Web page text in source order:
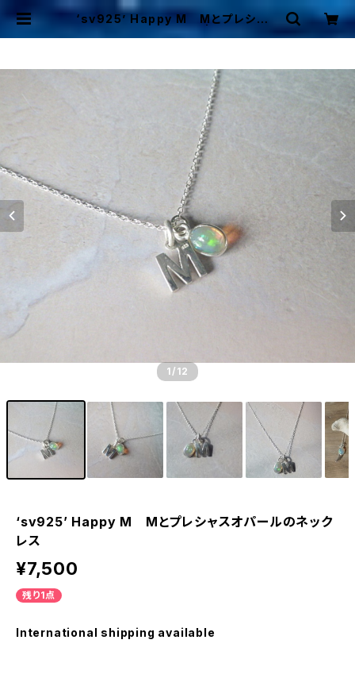
‘sv925’ Happy M Mとプレシャス
オパールのネックレス | Mermaid
1 /12
‘sv925’ Happy M Mとプレシャスオパールのネック
レス
¥7,500
残り1点
International shipping available